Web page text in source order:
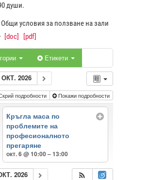
души.
условия за ползване на зали
[doc] [pdf]
Етикети
ОКТ. 2026
подробности Покажи подробности
Кръгла маса по
проблемите на
професионалното
прегаряне
окт. 6 @ 10:00 – 13:00
2026